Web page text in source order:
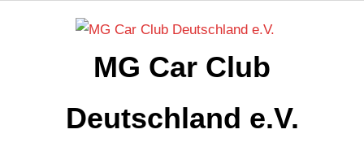
MG Car Club
Deutschland e.V.